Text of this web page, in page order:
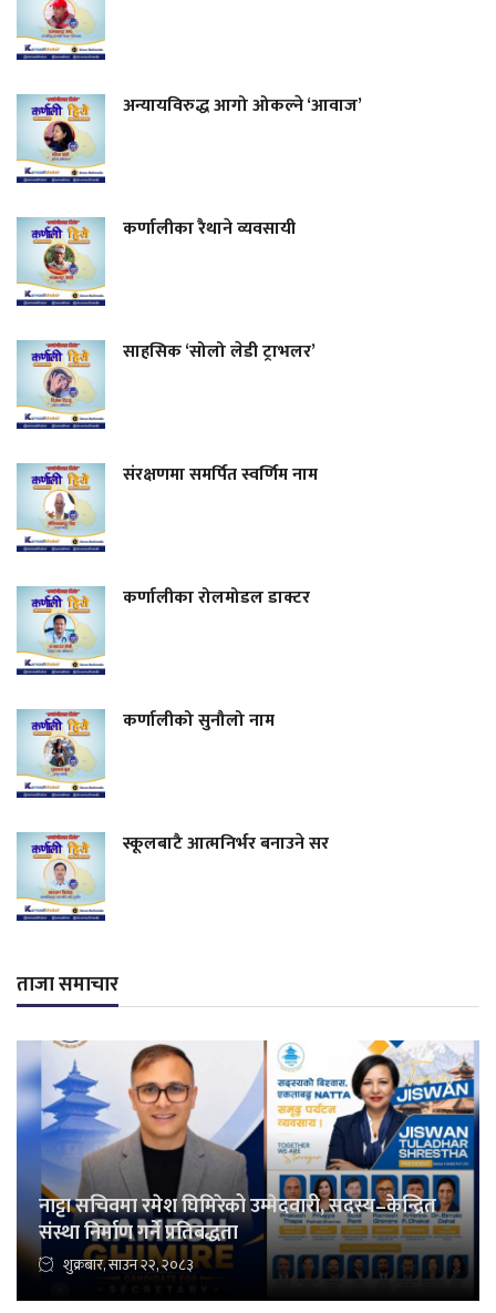
अन्यायविरुद्ध आगो ओकल्ने ‘आवाज’
कर्णालीका रैथाने व्यवसायी
साहसिक ‘सोलो लेडी ट्राभलर’
संरक्षणमा समर्पित स्वर्णिम नाम
कर्णालीका रोलमोडल डाक्टर
कर्णालीको सुनौलो नाम
स्कूलबाटै आत्मनिर्भर बनाउने सर
ताजा समाचार
नाट्टा सचिवमा रमेश घिमिरेको उम्मेदवारी, सदस्य–केन्द्रित
संस्था निर्माण गर्ने प्रतिबद्धता
शुक्रबार, साउन २२, २०८३